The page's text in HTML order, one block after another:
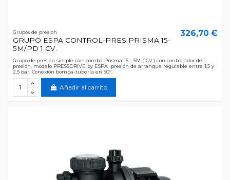
Grupos de presion
GRUPO ESPA CONTROL-PRES PRISMA 15-
5M/PD 1 CV.
326,70 €
Grupo de presión simple con bomba Prisma 15 - 5M (1CV.) con controlador de
presión, modelo PRESSDRIVE by ESPA presión de arranque regulable entre 1,5 y
2,5 bar. Conexión bomba-tubería en 90º.
Añadir al carrito